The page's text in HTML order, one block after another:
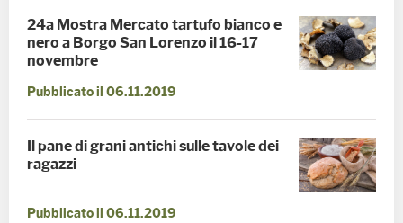
24a Mostra Mercato tartufo bianco e
nero a Borgo San Lorenzo il 16-17
novembre
Pubblicato il 06.11.2019
Il pane di grani antichi sulle tavole dei
ragazzi
Pubblicato il 06.11.2019